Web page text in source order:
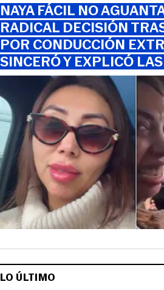
NAYA FÁCIL NO
RADICAL DECISIÓN
POR CONDUCCIÓN
SINCERÓ Y EXPLICÓ
LO ÚLTIMO